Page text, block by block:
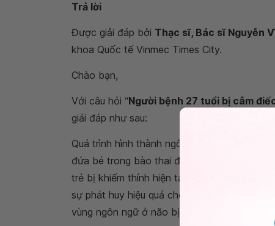
Trả lời
Được giải đáp bởi Thạc sĩ, Bác sĩ Nguyễn
khoa Quốc tế Vinmec Times City.
Chào bạn,
Với câu hỏi “Người bệnh 27 tuổi bị câm
giải đáp như sau:
Quá trình hình thành ngôn ngữ là một quá
đứa bé trong bào thai đã tiếp xúc với âm
trẻ bị khiếm thính hiện tại ở Việt Nam chủ
sự phát huy hiệu quả cho những trẻ dưới 2
vùng ngôn ngữ ở não bị gián đoạn.